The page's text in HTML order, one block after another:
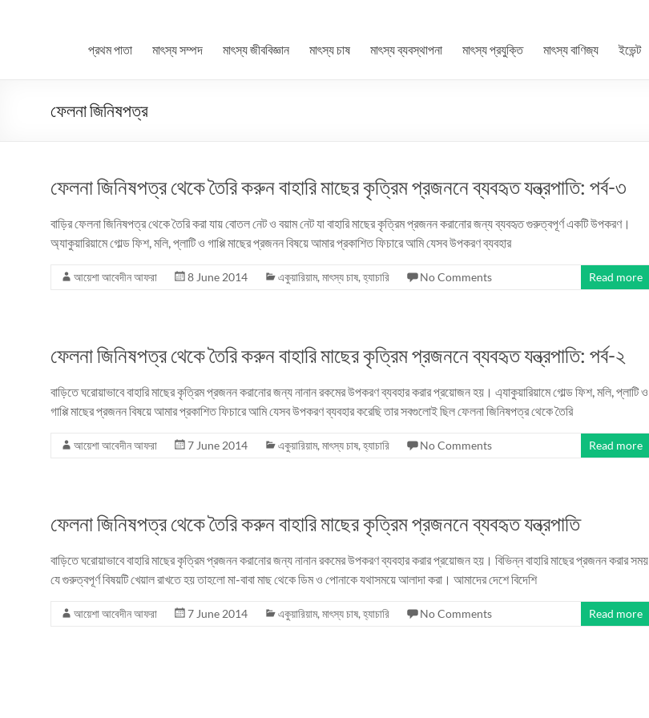
প্রথম পাতা মাৎস্য সম্পদ মাৎস্য জীববিজ্ঞান মাৎস্য চাষ মাৎস্য ব্যবস্থাপনা মাৎস্য প্রযুক্তি মাৎস্য বাণিজ্য ইভেন্ট
ফেলনা জিনিষপত্র
ফেলনা জিনিষপত্র থেকে তৈরি করুন বাহারি মাছের কৃত্রিম প্রজননে ব্যবহৃত যন্ত্রপাতি: পর্ব-৩
বাড়ির ফেলনা জিনিষপত্র থেকে তৈরি করা যায় বোতল নেট ও বয়াম নেট যা বাহারি মাছের কৃত্রিম প্রজনন করানোর জন্য ব্যবহৃত গুরুত্বপূর্ণ একটি উপকরণ।
অ্যাকুয়ারিয়ামে গোল্ড ফিশ, মলি, প্লাটি ও গাপ্পি মাছের প্রজনন বিষয়ে আমার প্রকাশিত ফিচারে আমি যেসব উপকরণ ব্যবহার
আয়েশা আবেদীন আফরা 8 June 2014 একুয়ারিয়াম, মাৎস্য চাষ,হ্যাচারি No Comments Read more
ফেলনা জিনিষপত্র থেকে তৈরি করুন বাহারি মাছের কৃত্রিম প্রজননে ব্যবহৃত যন্ত্রপাতি: পর্ব-২
বাড়িতে ঘরোয়াভাবে বাহারি মাছের কৃত্রিম প্রজনন করানোর জন্য নানান রকমের উপকরণ ব্যবহার করার প্রয়োজন হয়। এ্যাকুয়ারিয়ামে গোল্ড ফিশ, মলি, প্লাটি ও
গাপ্পি মাছের প্রজনন বিষয়ে আমার প্রকাশিত ফিচারে আমি যেসব উপকরণ ব্যবহার করেছি তার সবগুলোই ছিল ফেলনা জিনিষপত্র থেকে তৈরি
আয়েশা আবেদীন আফরা 7 June 2014 একুয়ারিয়াম, মাৎস্য চাষ,হ্যাচারি No Comments Read more
ফেলনা জিনিষপত্র থেকে তৈরি করুন বাহারি মাছের কৃত্রিম প্রজননে ব্যবহৃত যন্ত্রপাতি
বাড়িতে ঘরোয়াভাবে বাহারি মাছের কৃত্রিম প্রজনন করানোর জন্য নানান রকমের উপকরণ ব্যবহার করার প্রয়োজন হয়। বিভিন্ন বাহারি মাছের প্রজনন করার সময়
যে গুরুত্বপূর্ণ বিষয়টি খেয়াল রাখতে হয় তাহলো মা-বাবা মাছ থেকে ডিম ও পোনাকে যথাসময়ে আলাদা করা। আমাদের দেশে বিদেশি
আয়েশা আবেদীন আফরা 7 June 2014 একুয়ারিয়াম, মাৎস্য চাষ,হ্যাচারি No Comments Read more